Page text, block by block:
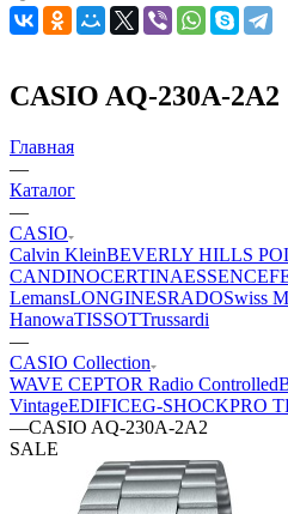
CASIO AQ-230A-2A2
Главная
—
Каталог
—
CASIO
Calvin KleinBEVERLY HILLS
CANDINOCERTINAESSENCE
LemansLONGINESRADOSwiss
HanowaTISSOTTrussardi
—
CASIO Collection
WAVE CEPTOR Radio Controlled
VintageEDIFICEG-SHOCKPRO
—CASIO AQ-230A-2A2
SALE